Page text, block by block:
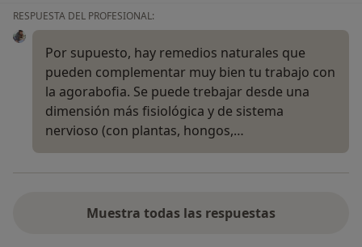
RESPUESTA DEL PROFESIONAL:
Por supuesto, hay remedios naturales que
pueden complementar muy bien tu trabajo con
la agorabofia. Se puede trebajar desde una
dimensión más fisiológica y de sistema
nervioso (con plantas, hongos,…
Muestra todas las respuestas